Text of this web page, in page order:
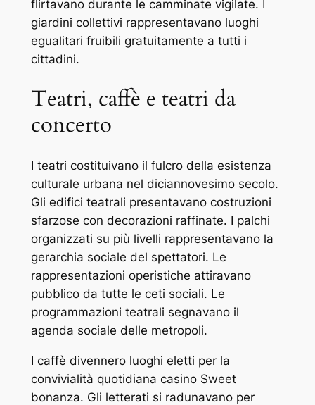
flirtavano durante le camminate vigilate. I
giardini collettivi rappresentavano luoghi
egualitari fruibili gratuitamente a tutti i
cittadini.
Teatri, caffè e teatri da
concerto
I teatri costituivano il fulcro della esistenza
culturale urbana nel diciannovesimo secolo.
Gli edifici teatrali presentavano costruzioni
sfarzose con decorazioni raffinate. I palchi
organizzati su più livelli rappresentavano la
gerarchia sociale del spettatori. Le
rappresentazioni operistiche attiravano
pubblico da tutte le ceti sociali. Le
programmazioni teatrali segnavano il
agenda sociale delle metropoli.
I caffè divennero luoghi eletti per la
convivialità quotidiana casino Sweet
bonanza. Gli letterati si radunavano per